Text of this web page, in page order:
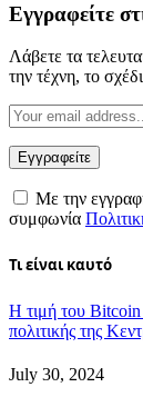
Εγγραφείτε
Λάβετε τα
την τέχνη, το
Με την
συμφωνία
Τι είναι καυτό
Η τιμή του Bitcoin
πολιτικής της
July 30, 2024